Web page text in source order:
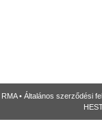
RMA• Általános szerződési